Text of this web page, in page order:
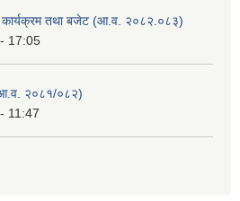
कार्यक्रम तथा बजेट (आ.व. २०८२.०८३)
17:05
(आ.व. २०८१/०८२)
11:47